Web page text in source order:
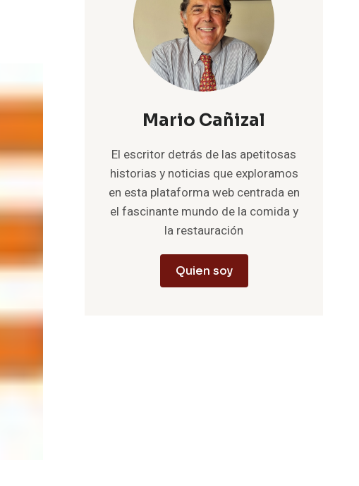
Mario Cañizal
El escritor detrás de las apetitosas
historias y noticias que exploramos
en esta plataforma web centrada en
el fascinante mundo de la comida y
la restauración
Quien soy